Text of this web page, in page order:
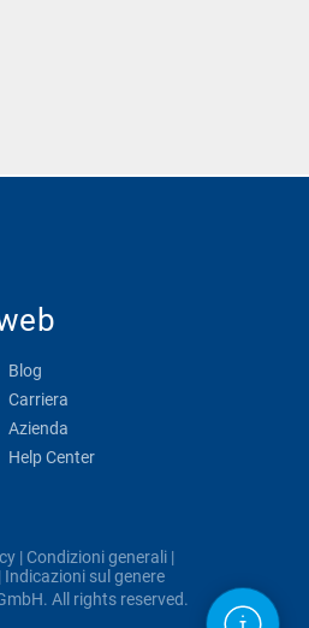
Blog
Carriera
Azienda
Help Center
| Condizioni generali|
| Indicazioni sul genere
All rights reserved.